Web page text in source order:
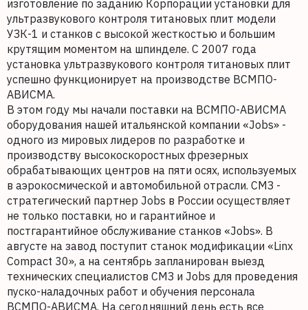
изготовление по заданию Корпорации установки для
ультразвукового контроля титановых плит модели
УЗК-1 и станков с высокой жесткостью и большим
крутящим моментом на шпинделе. С 2007 года
установка ультразвукового контроля титановых плит
успешно функционирует на производстве ВСМПО-
АВИСМА.
В этом году мы начали поставки на ВСМПО-АВИСМА
оборудования нашей итальянской компании «Jobs» -
одного из мировых лидеров по разработке и
производству высокоскоростных фрезерных
обрабатывающих центров на пяти осях, используемых
в аэрокосмической и автомобильной отрасли. СМЗ -
стратегический партнер Jobs в России осуществляет
не только поставки, но и гарантийное и
постгарантийное обслуживание станков «Jobs». В
августе на завод поступит станок модификации «Linx
Compact 30», а на сентябрь запланирован выезд
технических специалистов СМЗ и Jobs для проведения
пуско-наладочных работ и обучения персонала
ВСМПО-АВИСМА. На сегодняшний день есть все